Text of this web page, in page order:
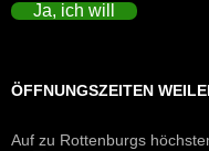
Ja, ich will
ÖFFNUNGSZEITEN
Auf zu Rottenburgs